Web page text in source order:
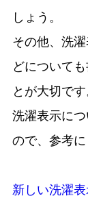
しょう。
その他、洗
どについて
とが大切です
洗濯表示に
ので、参考に
新しい洗濯